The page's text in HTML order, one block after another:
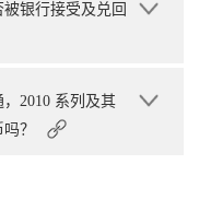
银行接受及兑回
2010 系列及其
？